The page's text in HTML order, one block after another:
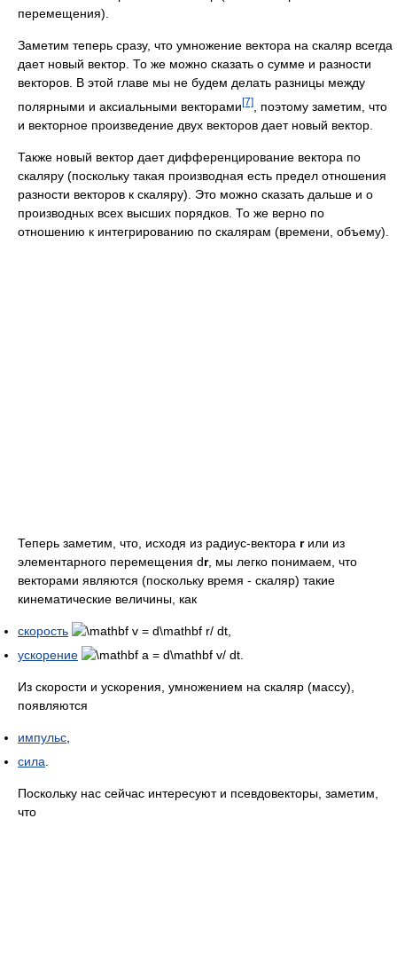
перемещения).
Заметим теперь сразу, что умножение вектора на скаляр всегда
дает новый вектор. То же можно сказать о сумме и разности
векторов. В этой главе мы не будем делать разницы между
полярными и аксиальными векторами[7]
, поэтому заметим, что
и векторное произведение двух векторов дает новый вектор.
Также новый вектор дает дифференцирование вектора по
скаляру (поскольку такая производная есть предел отношения
разности векторов к скаляру). Это можно сказать дальше и о
производных всех высших порядков. То же верно по
отношению к интегрированию по скалярам (времени, объему).
Теперь заметим, что, исходя из радиус-вектора rили из
элементарного перемещения dr, мы легко понимаем, что
векторами являются (поскольку время - скаляр) такие
кинематические величины, как
скорость
ускорение
Из скорости и ускорения, умножением на скаляр (массу),
появляются
импульс
сила
Поскольку нас сейчас интересуют и псевдовекторы, заметим,
что